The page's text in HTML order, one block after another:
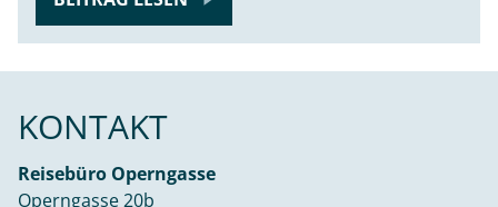
KONTAKT
Reisebüro Operngasse
Operngasse 20b